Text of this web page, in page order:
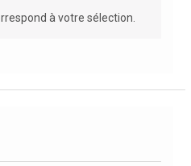
à votre sélection.